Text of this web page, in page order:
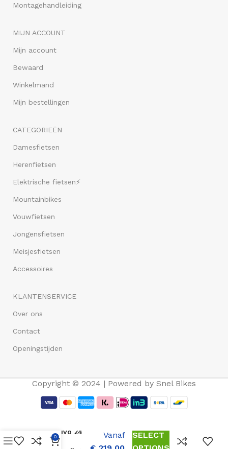
Montagehandleiding
MIJN ACCOUNT
Mijn account
Bewaard
Winkelmand
Mijn bestellingen
CATEGORIEËN
Damesfietsen
Herenfietsen
Elektrische fietsen⚡
Mountainbikes
Vouwfietsen
Jongensfietsen
Meisjesfietsen
Accessoires
KLANTENSERVICE
Over ons
Contact
Openingstijden
Copyright © 2024 | Powered by Snel Bikes
Sportivo 24
Inch
Vanaf
SELECT
0